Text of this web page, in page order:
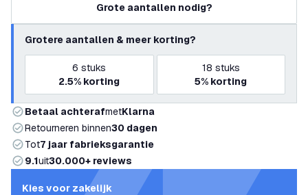
Grote aantallen nodig?
Grotere aantallen & meer korting?
6 stuks
2.5% korting
18 stuks
5% korting
Betaal achterafmetKlarna
Retourneren binnen30 dagen
Tot7 jaar fabrieksgarantie
9.1uit30.000+ reviews
Kies voor zakelijk